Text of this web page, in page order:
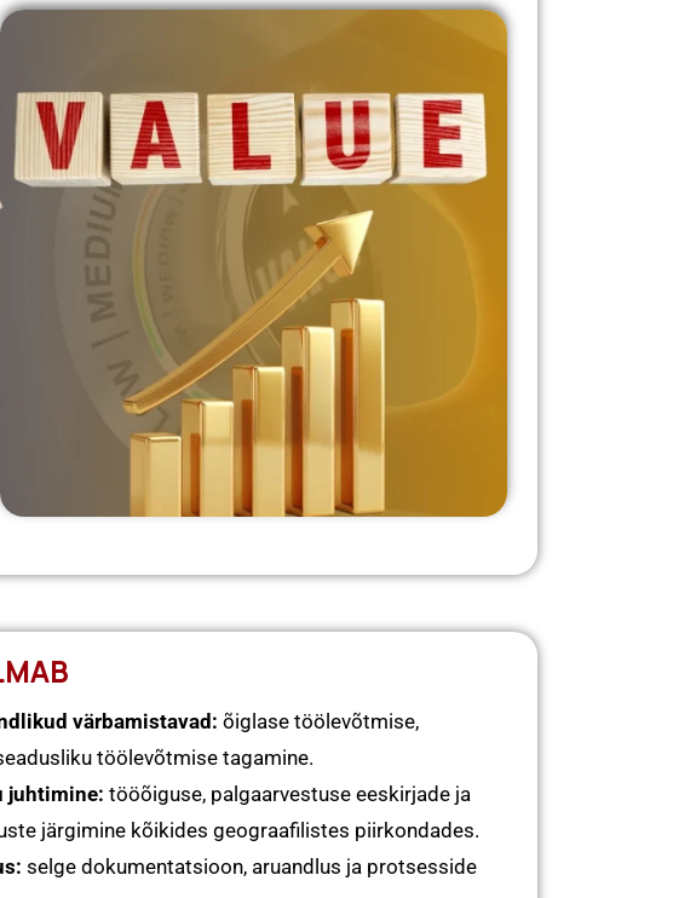
värbamistavad: õiglase töölevõtmise,
töölevõtmise tagamine.
juhtimine: tööõiguse, palgaarvestuse eeskirjade ja
järgimine kõikides geograafilistes piirkondades.
selge dokumentatsioon, aruandlus ja protsesside